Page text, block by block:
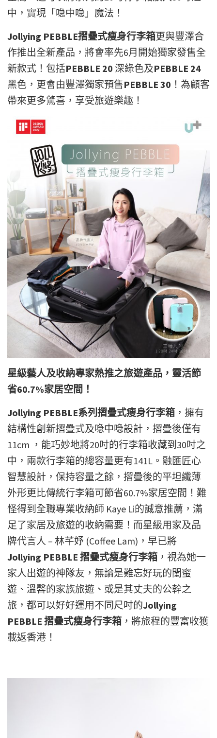
中，實現「喼中喼」魔法！
Jollying PEBBLE摺疊式瘦身行李箱更與豐澤合
作推出全新產品，將會率先6月開始獨家發售全
新款式！包括PEBBLE 20 深綠色及PEBBLE 24
黑色，更會由豐澤獨家預售PEBBLE 30 ！為顧客
帶來更多驚喜，享受旅遊樂趣！
星級藝人及收納專家熱推之旅遊產品，靈活節
省60.7%家居空間！
Jollying PEBBLE系列摺疊式瘦身行李箱 ，擁有
結構性創新摺疊式及喼中喼設計，摺疊後僅有
11cm ，能巧妙地將20吋的行李箱收藏到30吋之
中，兩款行李箱的總容量更有141L。融匯匠心
智慧設計，保持容量之餘，摺疊後的平坦纖薄
外形更比傳統行李箱可節省60.7%家居空間！難
怪得到全職專業收納師 Kaye Li的誠意推薦，滿
足了家居及旅遊的收納需要！ 而星級用家及品
牌代言人 – 林芊妤 (Coffee Lam)，早已將
Jollying PEBBLE 摺疊式瘦身行李箱 ，視為她一
家人出遊的神隊友，無論是難忘好玩的閨蜜
遊、溫韾的家族旅遊、或是其丈夫的公幹之
旅，都可以好好運用不同尺吋的Jollying
PEBBLE 摺疊式瘦身行李箱 ，將旅程的豐富收獲
載返香港！